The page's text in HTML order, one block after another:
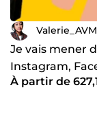
Je vais mener
Instagram,
À partir de